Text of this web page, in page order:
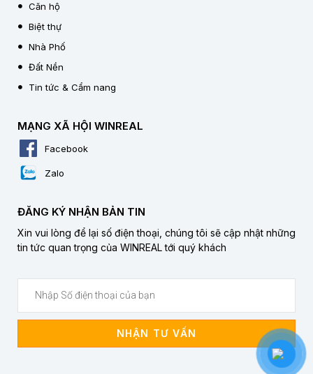
Căn hộ
Biệt thự
Nhà Phố
Đất Nền
Tin tức & Cẩm nang
MẠNG XÃ HỘI WINREAL
Facebook
Zalo
ĐĂNG KÝ NHẬN BẢN TIN
Xin vui lòng để lại số điện thoại, chúng tôi sẽ cập nhật những
tin tức quan trọng của WINREAL tới quý khách
NHẬN TƯ VẤN